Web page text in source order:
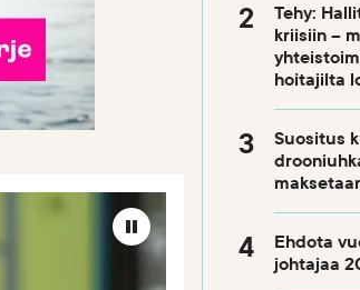
Pause
video
Tehy:
kriisiin –
hoitajilta
Suositus
Ehdota
johtajaa